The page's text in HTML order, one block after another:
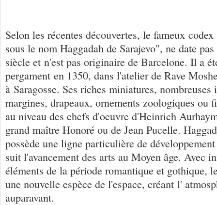
Selon les récentes découvertes, le fameux
sous le nom Haggadah de Sarajevo", ne date
siècle et n'est pas originaire de Barcelone. Il a
pergament en 1350, dans l'atelier de Rave
à Saragosse. Ses riches miniatures,
margines, drapeaux, ornements zoologiques ou
au niveau des chefs d'oeuvre d'Heinrich
grand maître Honoré ou de Jean Pucelle.
possède une ligne particulière de
suit l'avancement des arts au Moyen âge. Avec
éléments de la période romantique et gothique,
une nouvelle espèce de l'espace, créant l'
auparavant.